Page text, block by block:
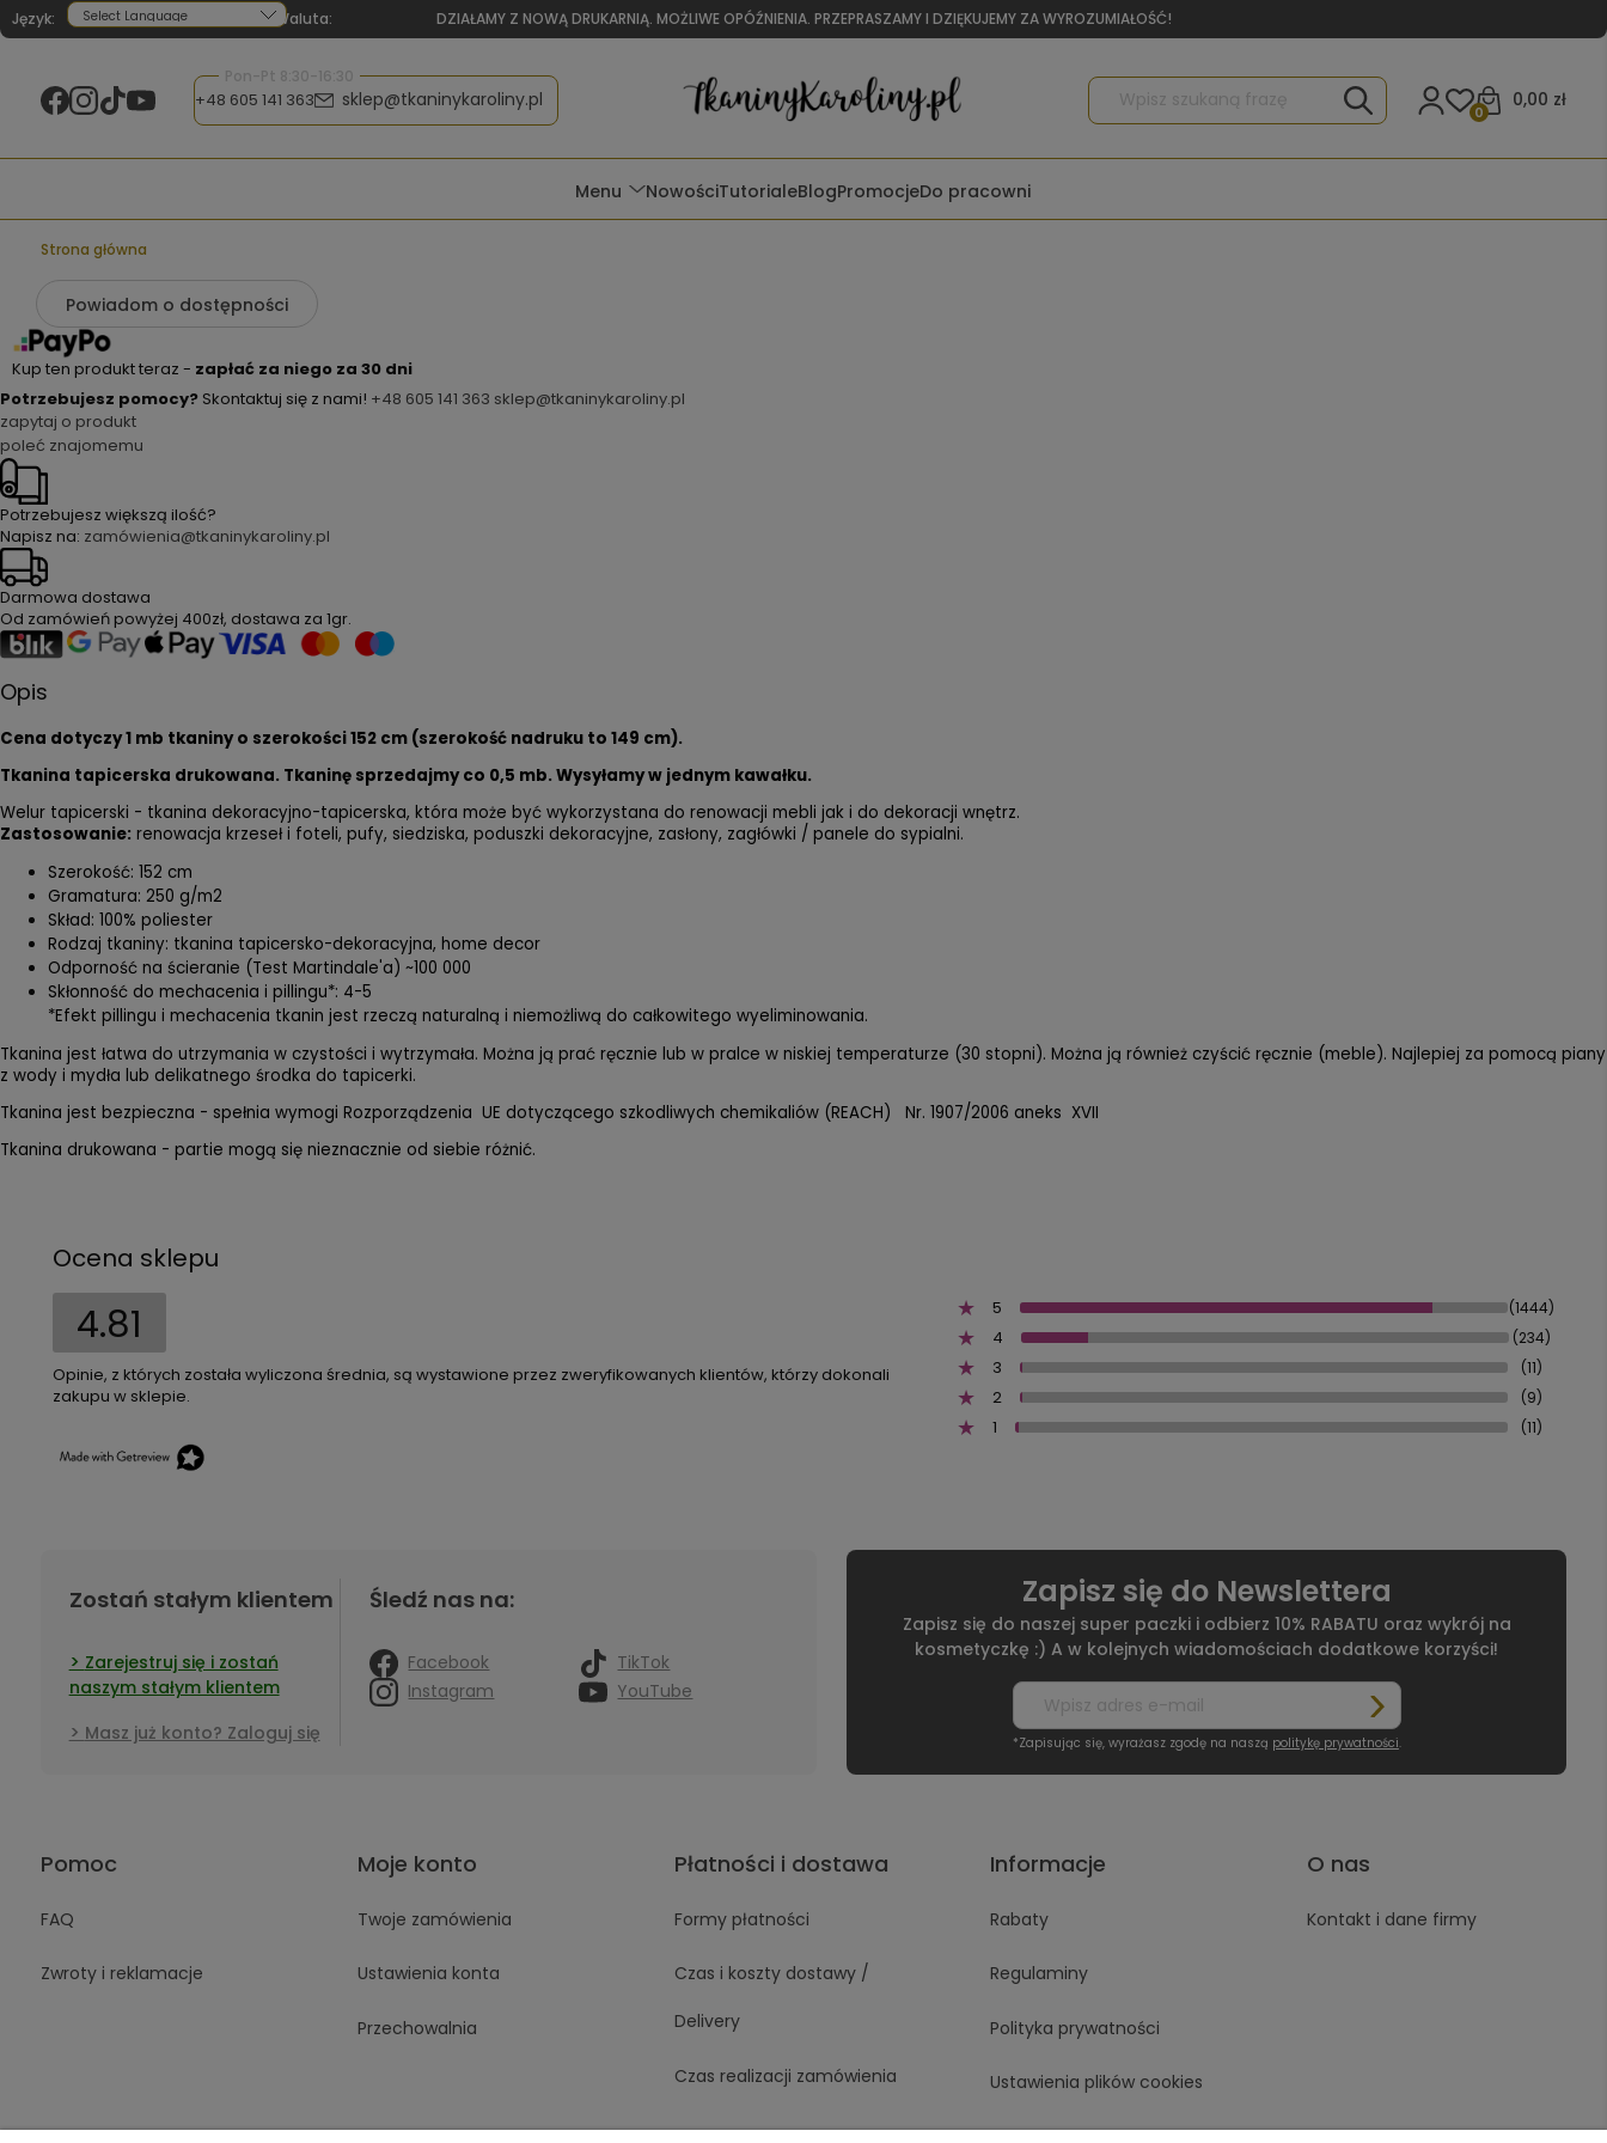
Język:
Powered by
Waluta: DZIAŁAMY Z NOWĄ DRUKARNIĄ. MOŻLIWE OPÓŹNIENIA. PRZEPRASZAMY I DZIĘKUJEMY ZA WYROZUMIAŁOŚĆ!
Pon-Pt 8:30-16:30
+48 605 141 363 sklep@tkaninykaroliny.pl 0,00 zł
0
Menu NowościTutorialeBlogPromocjeDo pracowni
Strona główna
Powiadom o dostępności
Kup ten produkt teraz - zapłać za niego za 30 dni
Potrzebujesz pomocy? Skontaktuj się z nami! +48 605 141 363 sklep@tkaninykaroliny.pl
zapytaj o produkt
poleć znajomemu
Potrzebujesz większą ilość?
Napisz na: zamówienia@tkaninykaroliny.pl
Darmowa dostawa
Od zamówień powyżej 400zł, dostawa za 1gr.
Opis
Cena dotyczy 1 mb tkaniny o szerokości 152 cm (szerokość nadruku to 149 cm).
Tkanina tapicerska drukowana. Tkaninę sprzedajmy co 0,5 mb. Wysyłamy w jednym kawałku.
Welur tapicerski - tkanina dekoracyjno-tapicerska, która może być wykorzystana do renowacji mebli jak i do dekoracji wnętrz.
Zastosowanie: renowacja krzeseł i foteli, pufy, siedziska, poduszki dekoracyjne, zasłony, zagłówki / panele do sypialni.
Szerokość: 152 cm
Gramatura: 250 g/m2
Skład: 100% poliester
Rodzaj tkaniny: tkanina tapicersko-dekoracyjna, home decor
Odporność na ścieranie (Test Martindale'a) ~100 000
Skłonność do mechacenia i pillingu*: 4-5
*Efekt pillingu i mechacenia tkanin jest rzeczą naturalną i niemożliwą do całkowitego wyeliminowania.
Tkanina jest łatwa do utrzymania w czystości i wytrzymała. Można ją prać ręcznie lub w pralce w niskiej temperaturze (30 stopni). Można ją również czyścić ręcznie (meble). Najlepiej za pomocą piany
z wody i mydła lub delikatnego środka do tapicerki.
Tkanina jest bezpieczna - spełnia wymogi Rozporządzenia UE dotyczącego szkodliwych chemikaliów (REACH) Nr. 1907/2006 aneks XVII
Tkanina drukowana - partie mogą się nieznacznie od siebie różnić.
Ocena sklepu
4.81
Opinie, z których została wyliczona średnia, są wystawione przez zweryfikowanych klientów, którzy dokonali
zakupu w sklepie.
5 (1444)
4 (234)
3 (11)
2 (9)
1 (11)
Zostań stałym klientem
Zarejestruj się i zostań
naszym stałym klientem
Masz już konto? Zaloguj się
Śledź nas na:
Facebook
TikTok
Instagram
YouTube
Zapisz się do Newslettera
Zapisz się do naszej super paczki i odbierz 10% RABATU oraz wykrój na
kosmetyczkę :) A w kolejnych wiadomościach dodatkowe korzyści!
*Zapisując się, wyrażasz zgodę na naszą politykę prywatności.
Pomoc
FAQ
Zwroty i reklamacje
Moje konto
Twoje zamówienia
Ustawienia konta
Przechowalnia
Płatności i dostawa
Formy płatności
Czas i koszty dostawy /
Delivery
Czas realizacji zamówienia
Informacje
Rabaty
Regulaminy
Polityka prywatności
Ustawienia plików cookies
O nas
Kontakt i dane firmy